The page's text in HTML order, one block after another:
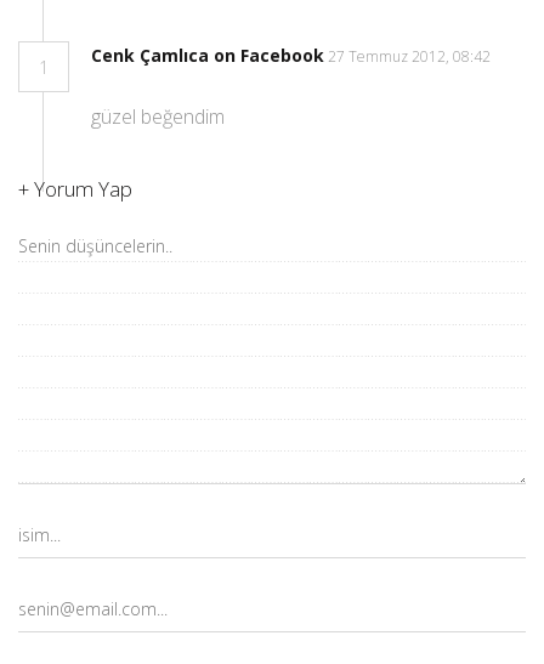
1
Cenk Çamlıca on Facebook 27 Temmuz 2012, 08:42
güzel beğendim
+Yorum Yap